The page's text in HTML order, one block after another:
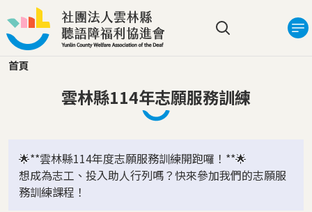
移至主內容
搜尋選單
首頁
雲林縣114年志願服務訓練
🌟**雲林縣114年度志願服務訓練開跑囉！**🌟
想成為志工、投入助人行列嗎？快來參加我們的志願服
務訓練課程！